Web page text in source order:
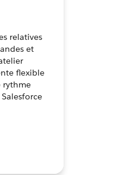
relatives
et
flexible
rythme